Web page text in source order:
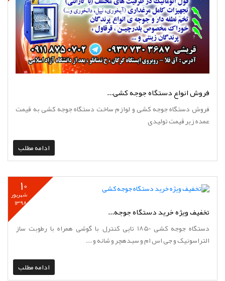
فروش انواع دستگاه جوجه کشی...
فروش دستگاه جوجه کشی و لوازم ساخت دستگاه جوجه کشی به قیمت
عمده زیر قیمت تولیدی
ادامه مطلب
تخفیف ویژه خرید دستگاه جوجه...
دستگاه جوجه کشی 1850 تایی کنترل با گوشی همراه با رطوبت ساز
التراسونیک و جی اس ام و سبدهچر و شانه و ...
ادامه مطلب
10
شهریور
1398